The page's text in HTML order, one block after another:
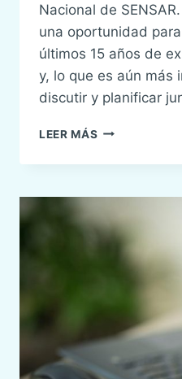
Nacional de
una oportunidad
últimos 15 años de
y, lo que es aún más
discutir y planificar
LEER MÁS REUNIÓN
DE
2024